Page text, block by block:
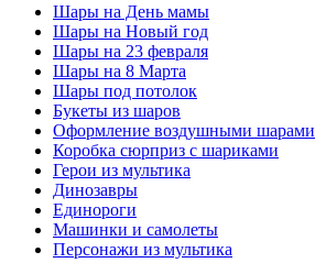
Шары на День мамы
Шары на Новый год
Шары на 23 февраля
Шары на 8 Марта
Шары под потолок
Букеты из шаров
Оформление воздушными шарами
Коробка сюрприз с шариками
Герои из мультика
Динозавры
Единороги
Машинки и самолеты
Персонажи из мультика